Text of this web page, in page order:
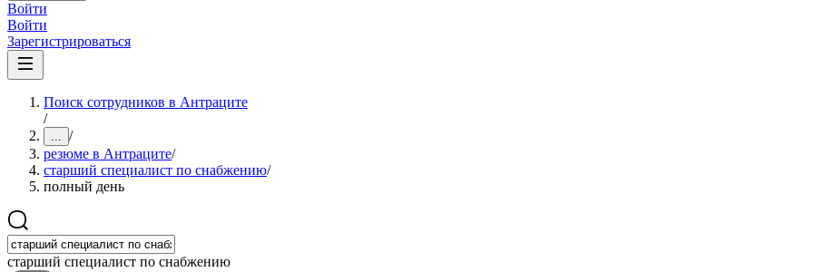
Войти
Войти
Зарегистрироваться
Поиск сотрудников в Антраците
/
... /
резюме в Антраците/
старший специалист по снабжению/
полный день
старший специалист по снабжению